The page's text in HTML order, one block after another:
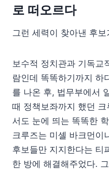
로 떠오르다
그런 세력이 찾아낸 후
보수적 정치관과 기독교
람인데 똑똑하기까지 하
를 나온 후, 법무부에서
때 정책보좌까지 했던
서도 눈에 띄는 똑똑한
크루즈는 미셸 바크먼이
후보들만 지지한다는 티
한 방에 해결해주었다.